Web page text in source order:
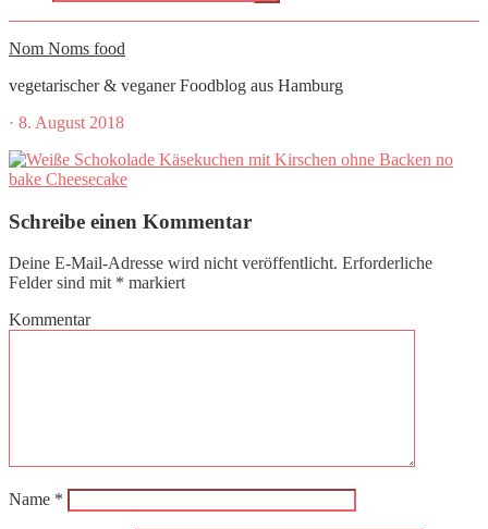
Nom Noms food
vegetarischer & veganer Foodblog aus Hamburg
· 8. August 2018
Schreibe einen Kommentar
Deine E-Mail-Adresse wird nicht veröffentlicht. Erforderliche
Felder sind mit * markiert
Kommentar
Name *